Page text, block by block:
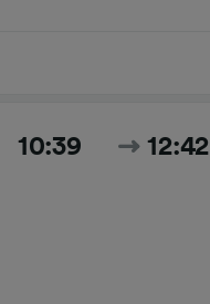
10:39 12:42